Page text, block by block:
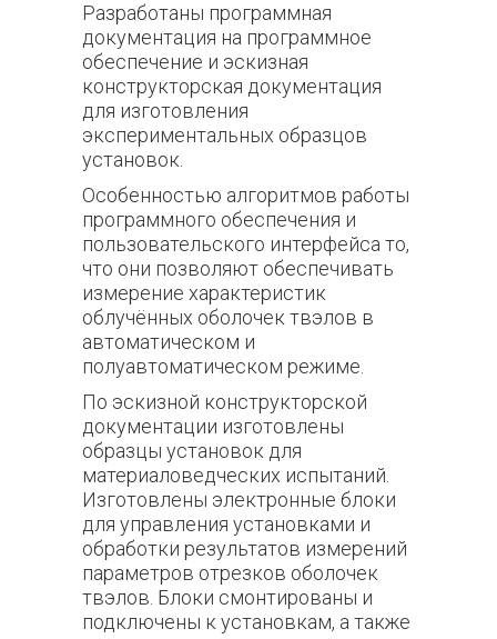
Разработаны программная
документация на программное
обеспечение и эскизная
конструкторская документация
для изготовления
экспериментальных образцов
установок.
Особенностью алгоритмов работы
программного обеспечения и
пользовательского интерфейса то,
что они позволяют обеспечивать
измерение характеристик
облучённых оболочек твэлов в
автоматическом и
полуавтоматическом режиме.
По эскизной конструкторской
документации изготовлены
образцы установок для
материаловедческих испытаний.
Изготовлены электронные блоки
для управления установками и
обработки результатов измерений
параметров отрезков оболочек
твэлов. Блоки смонтированы и
подключены к установкам, а также